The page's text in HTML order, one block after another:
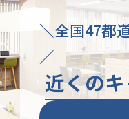
＼全国47都
／
近くの